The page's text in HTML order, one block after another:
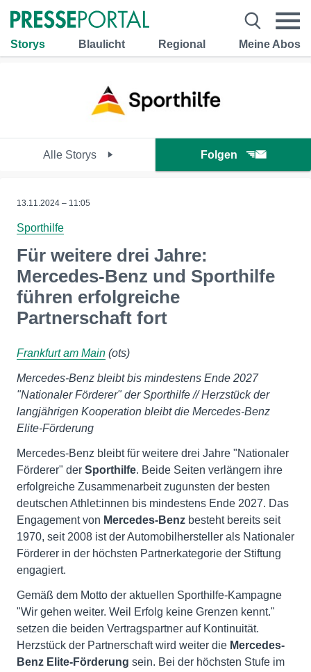
Storys Blaulicht Regional Meine Abos
Alle Storys Folgen
13.11.2024 – 11:05
Sporthilfe
Für weitere drei Jahre:
Mercedes-Benz und Sporthilfe
führen erfolgreiche
Partnerschaft fort
Frankfurt am Main (ots)
Mercedes-Benz bleibt bis mindestens Ende 2027
"Nationaler Förderer" der Sporthilfe // Herzstück der
langjährigen Kooperation bleibt die Mercedes-Benz
Elite-Förderung
Mercedes-Benz bleibt für weitere drei Jahre "Nationaler
Förderer" der Sporthilfe. Beide Seiten verlängern ihre
erfolgreiche Zusammenarbeit zugunsten der besten
deutschen Athlet:innen bis mindestens Ende 2027. Das
Engagement von Mercedes-Benz besteht bereits seit
1970, seit 2008 ist der Automobilhersteller als Nationaler
Förderer in der höchsten Partnerkategorie der Stiftung
engagiert.
Gemäß dem Motto der aktuellen Sporthilfe-Kampagne
"Wir gehen weiter. Weil Erfolg keine Grenzen kennt."
setzen die beiden Vertragspartner auf Kontinuität.
Herzstück der Partnerschaft wird weiter die Mercedes-
Benz Elite-Förderung sein. Bei der höchsten Stufe im